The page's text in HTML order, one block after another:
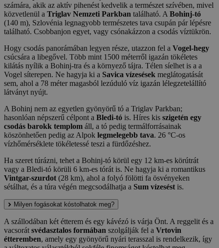
számára, akik az aktív pihenést kedvelik a természet szívében, mivel
közvetlenül a Triglav Nemzeti Parkban található. A Bohinj-tó
(140 m), Szlovénia legnagyobb természetes tava csupán pár lépésre
található. Csobbanjon egyet, vagy csónakázzon a csodás víztükrön.
Hogy csodás panorámában legyen része, utazzon fel a Vogel-hegy
csúcsára a libegővel. Több mint 1500 méterről igazán tökéletes
kilátás nyílik a Bohinj-tra és a környező tájra. Télen síelhet is a a
Vogel síterepen. Ne hagyja ki a Savica vízesések meglátogatását
sem, ahol a 78 méter magasból lezúduló víz igazán lélegzetelállító
látványt nyújt.
A Bohinj nem az egyetlen gyönyörű tó a Triglav Parkban;
hasonlóan népszerű célpont a Bledi-tó is. Híres kis szigetén egy
csodás barokk templom áll, a tó pedig termálforrásainak
köszönhetően pedig az Alpok legmelegebb tava. 26 °C-os
vízhőmérséklete tökéletessé teszi a fürdőzéshez.
Ha szeret túrázni, tehet a Bohinj-tó körül egy 12 km-es körútrát
vagy a Bledi-tó körüli 6 km-es tórát is. Ne hagyja ki a romantikus
Vintgar-szurdot (28 km), ahol a folyó fölötti fa ösvényeken
sétálhat, és a túra végén megcsodálhatja a Sum vízesést is.
Milyen fogásokat kóstolhatok meg?
A szállodában két étterem és egy kávézó is várja Önt. A reggelit és a
vacsorát svédasztalos formában szolgálják fel a Vrtovin
étteremben, amely egy gyönyörű nyári terasszal is rendelkezik, így